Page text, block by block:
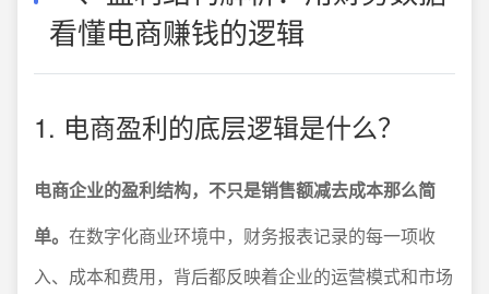
看懂电商赚钱的逻辑
1. 电商盈利的底层逻辑是什么？
电商企业的盈利结构，不只是销售额减去成本那么简
单。 在数字化商业环境中，财务报表记录的每一项收
入、成本和费用，背后都反映着企业的运营模式和市场